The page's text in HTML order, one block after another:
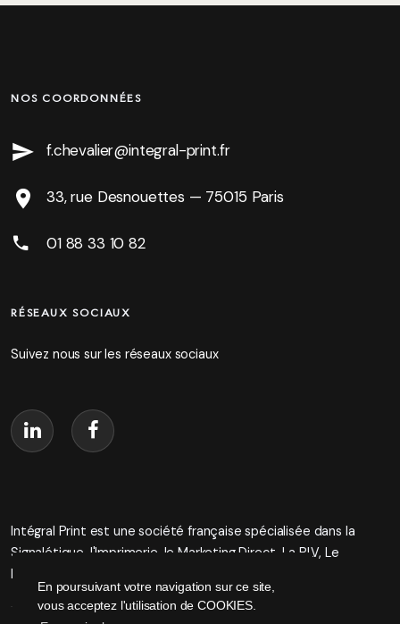
En poursuivant votre navigation sur ce site,
vous acceptez l'utilisation de COOKIES.
NOS COORDONNÉES
f.chevalier@integral-print.fr
33, rue Desnouettes — 75015 Paris
01 88 33 10 82
RÉSEAUX SOCIAUX
Suivez nous sur les réseaux sociaux
Intégral Print est une société française spécialisée dans la
Signalétique, l'Imprimerie, le Marketing Direct, La PLV, Le